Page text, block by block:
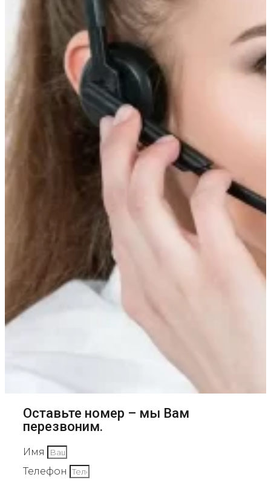
Оставьте номер – мы Вам
перезвоним.
Имя
Телефон